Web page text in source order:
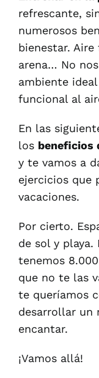
refrescante,
numerosos
bienestar.
arena… No
ambiente
funcional al
En las
los beneficios
y te vamos a
ejercicios que
vacaciones.
Por cierto.
de sol y playa.
tenemos
que no te las
te queríamos
desarrollar un
encantar.
¡Vamos allá!